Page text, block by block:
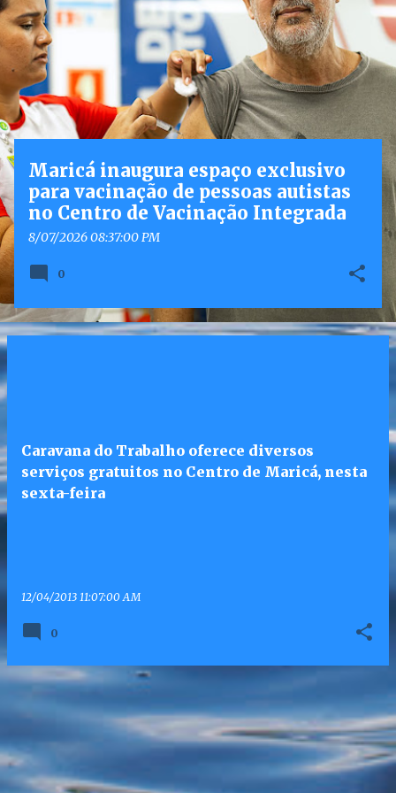
o
s
t
a
g
e
n
s
Maricá inaugura espaço exclusivo
para vacinação de pessoas autistas
no Centro de Vacinação Integrada
8/07/2026 08:37:00 PM
0
Caravana do Trabalho oferece diversos
serviços gratuitos no Centro de Maricá, nesta
sexta-feira
12/04/2013 11:07:00 AM
0